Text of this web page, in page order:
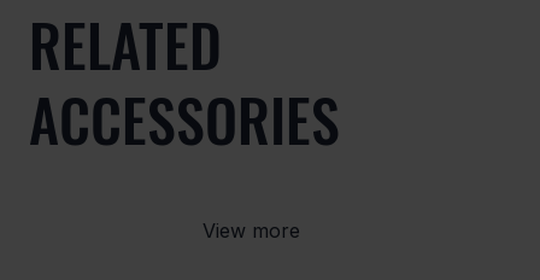
RELATED
ACCESSORIES
View more